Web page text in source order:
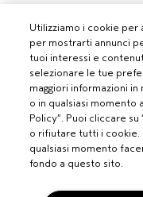
Utilizziamo i cookie per
per mostrarti annunci
tuoi interessi e
selezionare le tue
maggiori informazioni in
o in qualsiasi momento
Policy”. Puoi cliccare
o rifiutare tutti i cookie.
qualsiasi momento
fondo a questo sito.